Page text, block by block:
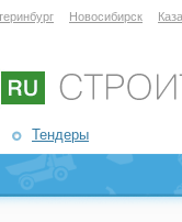
Новосибирск
Тендеры